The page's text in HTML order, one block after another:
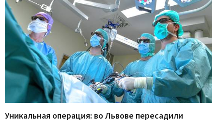
Уникальная операция: во Львове пересадили